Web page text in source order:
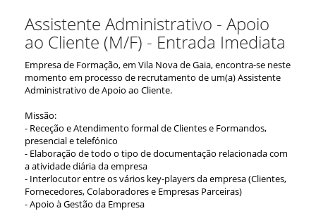
Assistente Administrativo - Apoio
ao Cliente (M/F) - Entrada Imediata
Empresa de Formação, em Vila Nova de Gaia, encontra-se neste
momento em processo de recrutamento de um(a) Assistente
Administrativo de Apoio ao Cliente.
Missão:
- Receção e Atendimento formal de Clientes e Formandos,
presencial e telefónico
- Elaboração de todo o tipo de documentação relacionada com
a atividade diária da empresa
- Interlocutor entre os vários key-players da empresa (Clientes,
Fornecedores, Colaboradores e Empresas Parceiras)
- Apoio à Gestão da Empresa